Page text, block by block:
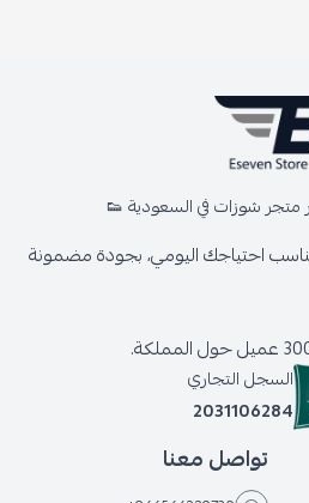
شوزات في السعودية 👟
احتياجك اليومي، بجودة مضمونة
السجل التجاري
2031106284
تواصل معنا